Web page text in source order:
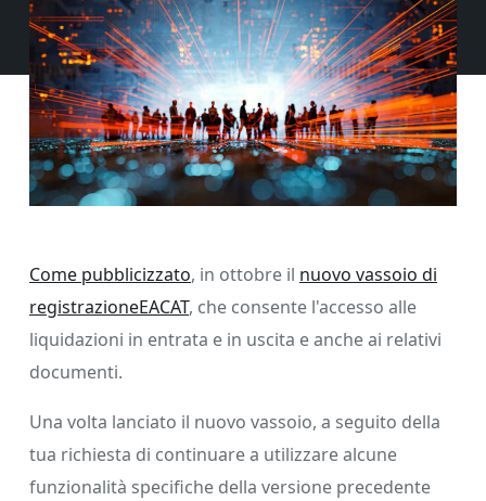
Come pubblicizzato, in ottobre il nuovo vassoio di
registrazioneEACAT, che consente l'accesso alle
liquidazioni in entrata e in uscita e anche ai relativi
documenti.
Una volta lanciato il nuovo vassoio, a seguito della
tua richiesta di continuare a utilizzare alcune
funzionalità specifiche della versione precedente